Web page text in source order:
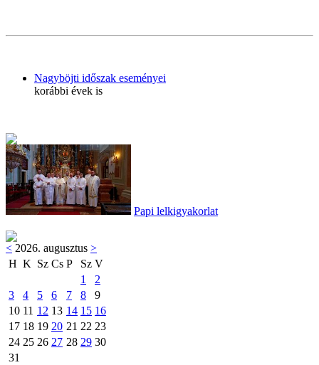
Nagyböjti időszak eseményei
korábbi évek is
Papi lelkigyakorlat
< 2026. augusztus >
H K Sz Cs P Sz V
1
2
3
4 5 6 7 8
9
10 11 12 13 14 15 16
17 18 19 20 21 22 23
24 25 26 27 28 29 30
31